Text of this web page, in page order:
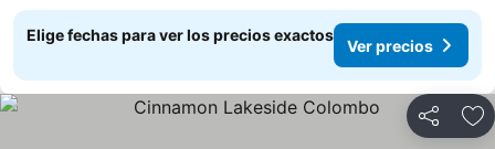
Elige fechas para ver los precios exactos
Ver precios
Compartir